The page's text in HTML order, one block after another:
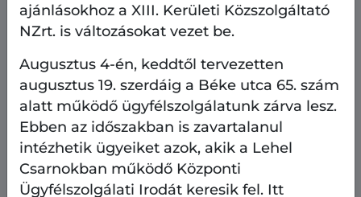
Ilyen volt - ilyen lett a Wein János park
2026.08.8.
ajánlásokhoz a XIII. Kerületi Közszolgáltató
NZrt. is változásokat vezet be.
Augusztus 4-én, keddtől tervezetten
augusztus 19. szerdáig a Béke utca 65. szám
alatt működő ügyfélszolgálatunk zárva lesz.
Ebben az időszakban is zavartalanul
intézhetik ügyeiket azok, akik a Lehel
Csarnokban működő Központi
Ügyfélszolgálati Irodát keresik fel. Itt